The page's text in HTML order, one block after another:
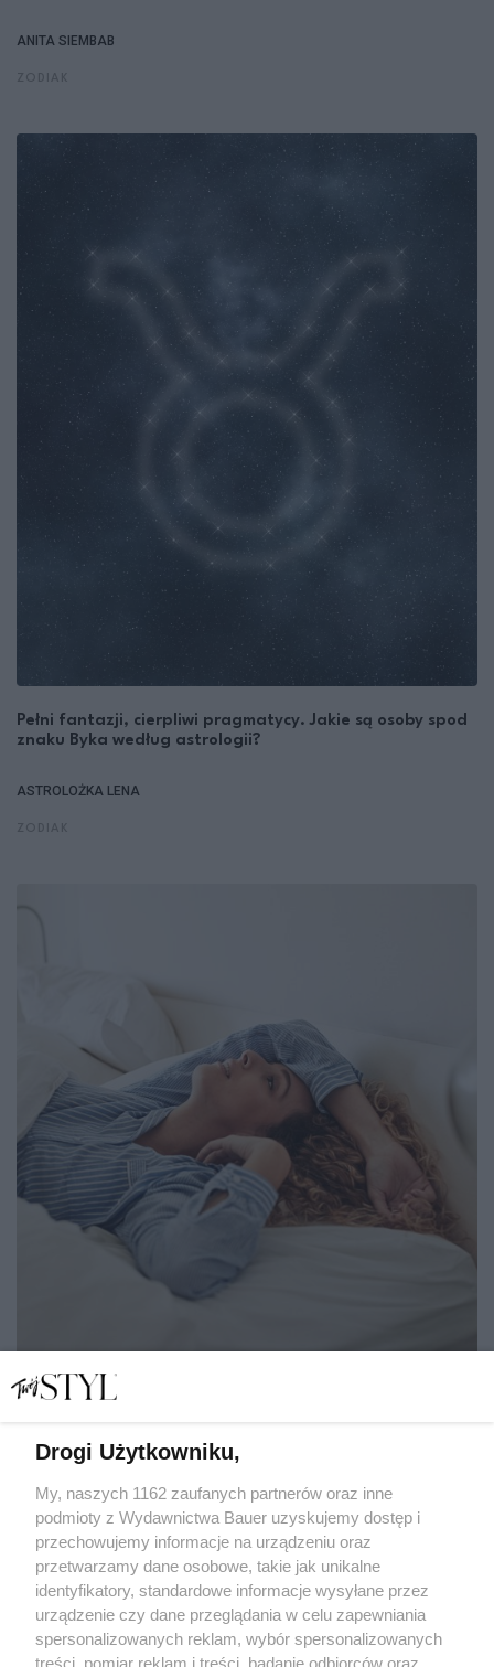
ANITA SIEMBAB
Pełni fantazji, cierpliwi pragmatycy. Jakie są osoby spod
znaku Byka według astrologii?
ASTROLOŻKA LENA
pułapki warto uważać
ANITA SIEMBAB
Drogi Użytkowniku,
My, naszych 1162 zaufanych partnerów oraz inne
podmioty z Wydawnictwa Bauer uzyskujemy dostęp i
przechowujemy informacje na urządzeniu oraz
przetwarzamy dane osobowe, takie jak unikalne
identyfikatory, standardowe informacje wysyłane przez
urządzenie czy dane przeglądania w celu zapewniania
spersonalizowanych reklam, wybór spersonalizowanych
treści, pomiar reklam i treści, badanie odbiorców oraz